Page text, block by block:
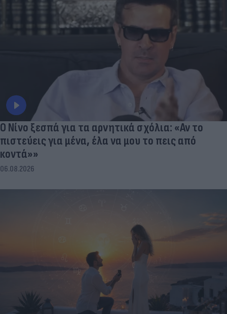
Ο Νίνο ξεσπά για τα αρνητικά σχόλια: «Αν το
πιστεύεις για μένα, έλα να μου το πεις από
κοντά»»
06.08.2026